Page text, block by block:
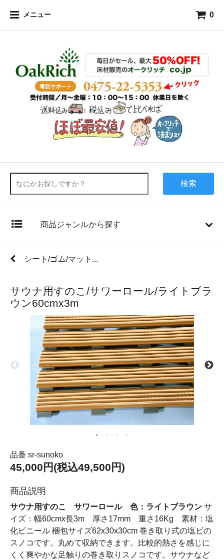
メニュー 0
検索
商品ジャンルから探す
シート/ゴム/マット...
サウナ用すのこ/サワーロール/ライトブラ
ウン60cmx3m
品番 sr-sunoko
45,000円(税込49,500円)
商品説明
サウナ用すのこ サワーロール 色：ライトブラウン サ
イズ：幅60cmx長3m 厚さ17mm 重さ16Kg 素材：塩
化ビニール 梱包サイズ62x30x30cm 巻き取り式の塩ビの
スノコです。丸めて収納できます。比較的熱さを感じに
くく爽やかな足触りの巻き取りスノコです。サウナなど